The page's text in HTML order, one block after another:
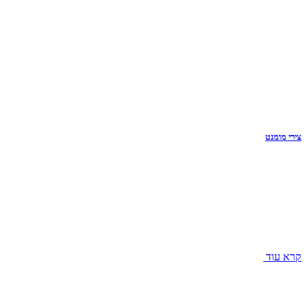
צירי מומנט
קרא עוד